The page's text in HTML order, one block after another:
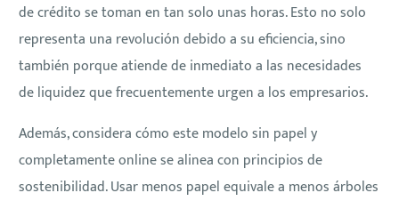
de crédito se toman en tan solo unas horas. Esto no solo
representa una revolución debido a su eficiencia, sino
también porque atiende de inmediato a las necesidades
de liquidez que frecuentemente urgen a los empresarios.
Además, considera cómo este modelo sin papel y
completamente online se alinea con principios de
sostenibilidad. Usar menos papel equivale a menos árboles